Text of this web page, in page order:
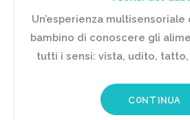
Un’esperienza
bambino di conoscere gli
tutti i sensi: vista, udito,
CONTINUA